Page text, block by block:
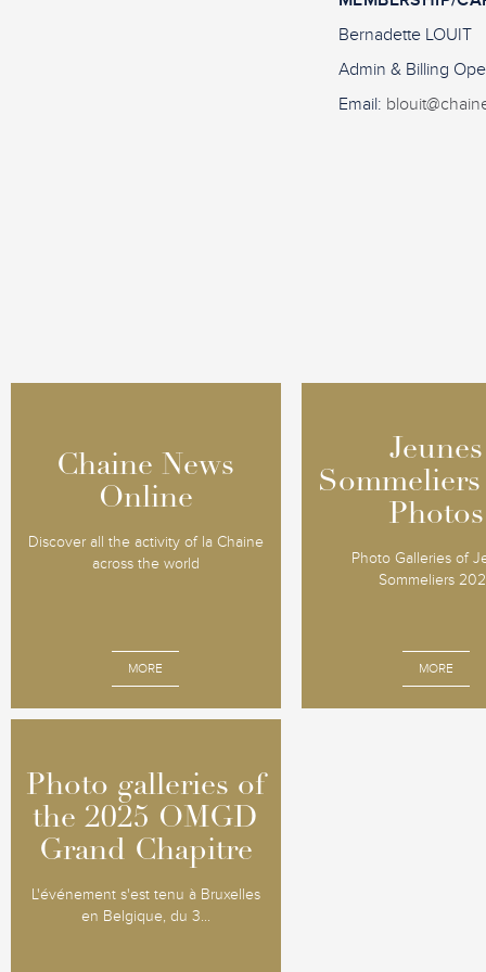
Bernadette LOUIT
Admin & Billing
Email:
Chaine News
Online
Discover all the activity of la Chaine
across the world
MORE
Chaine News
Online
Jeunes
Sommeliers
Photos
Photo Galleries of
Sommeliers
MORE
Jeunes
Sommeliers
Photos
Photo galleries of
the 2025 OMGD
Grand Chapitre
L'événement s'est tenu à Bruxelles
en Belgique, du 3...
Photo galleries of
the 2025 OMGD
Grand Chapitre